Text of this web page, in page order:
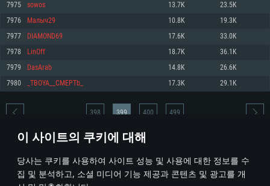
이 사이트의 쿠키에 대해
당사는 쿠키를 사용하여 사이트 성능 및 사용에 대한 정보를 수
집 및 분석하고, 소셜 미디어 기능 제공과 콘텐츠 및 광고를 개
권장 사양
570 혹은 그 이상
여유 저장 공간: 62.2 GB (전체 클라이언트)
권장 사양
네트워크: 브로드밴드 인터넷
여유 저장 공간: 62.2 GB (전체 클라이언트)
권장 사양
운영체제: Ubuntu 20.04 64bit
프로세서: Intel Core i7
메모리: 16 GB
그래픽 카드: Vulkan 을 지원하고, 최신 그래픽 드라이버를 지원하는 NVIDIA
1060 (6개월 미만) 혹은 그와 동급의 성능을 가지며 최신 그래픽 드라이버를
지원하는 AMD RX 570 (6개월 미만; 최소사양 지원 해상도 720p) 이상
여유 저장 공간: 62.2 GB (전체 클라이언트)
7975 sowos 13.7K 23.5K
7976 Малыч29 10.8K 19.3K
7977 DIAMOND69 17.6K 33.0K
7978 LinOff 18.7K 36.1K
7979 DasArab 14.8K 26.6K
7980 _TBOYA__CMEPTb_ 17.3K 29.1K
* 순위표는 매일 1회 갱신됩니다
398 399 400 499